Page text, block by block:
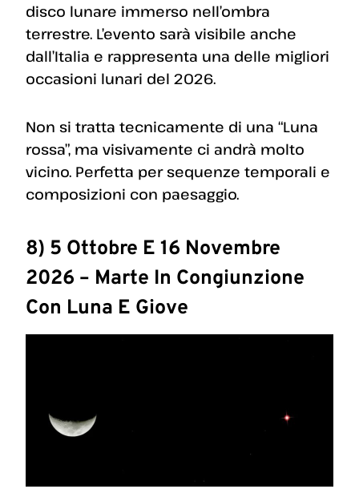
disco lunare immerso nell’ombra
terrestre. L’evento sarà visibile anche
dall’Italia e rappresenta una delle migliori
occasioni lunari del 2026.
Non si tratta tecnicamente di una “Luna
rossa”, ma visivamente ci andrà molto
vicino. Perfetta per sequenze temporali e
composizioni con paesaggio.
8) 5 Ottobre E 16 Novembre
2026 – Marte In Congiunzione
Con Luna E Giove